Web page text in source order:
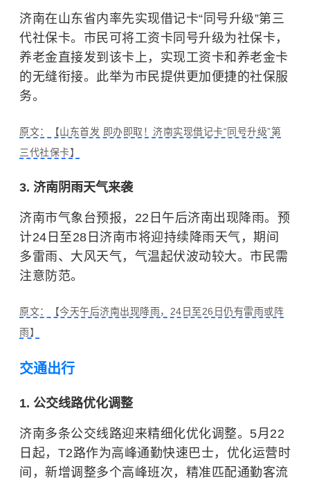
济南在山东省内率先实现借记卡“同号升级”第三
代社保卡。市民可将工资卡同号升级为社保卡，
养老金直接发到该卡上，实现工资卡和养老金卡
的无缝衔接。此举为市民提供更加便捷的社保服
务。
原文：【山东首发 即办即取！济南实现借记卡“同号升级”第
三代社保卡】
3. 济南阴雨天气来袭
济南市气象台预报，22日午后济南出现降雨。预
计24日至28日济南市将迎持续降雨天气，期间
多雷雨、大风天气，气温起伏波动较大。市民需
注意防范。
原文：【今天午后济南出现降雨，24日至26日仍有雷雨或阵
雨】
交通出行
1. 公交线路优化调整
济南多条公交线路迎来精细化优化调整。5月22
日起，T2路作为高峰通勤快速巴士，优化运营时
间，新增调整多个高峰班次，精准匹配通勤客流